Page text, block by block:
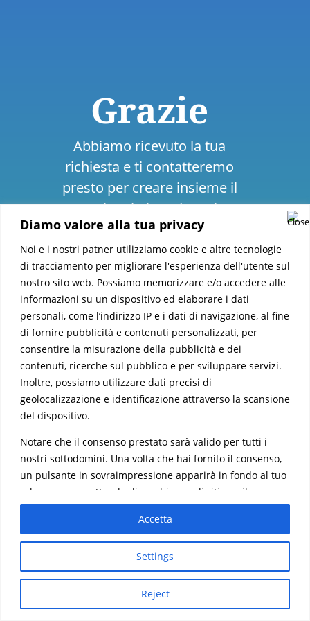
Diamo valore alla tua privacy
Noi e i nostri patner utilizziamo cookie e altre tecnologie
di tracciamento per migliorare l'esperienza dell'utente sul
nostro sito web. Possiamo memorizzare e/o accedere alle
informazioni su un dispositivo ed elaborare i dati
personali, come l’indirizzo IP e i dati di navigazione, al fine
di fornire pubblicità e contenuti personalizzati, per
consentire la misurazione della pubblicità e dei
contenuti, ricerche sul pubblico e per sviluppare servizi.
Inoltre, possiamo utilizzare dati precisi di
geolocalizzazione e identificazione attraverso la scansione
del dispositivo.
Notare che il consenso prestato sarà valido per tutti i
nostri sottodomini. Una volta che hai fornito il consenso,
un pulsante in sovraimpressione apparirà in fondo al tuo
schermo, permettendo di cambiare o di ritirare il
consenso in ogni momento. Rispettiamo le scelte
dell'utente e ci impegniamo a fornire un'esperienza di
navigazione trasparente e sicura. clicca qui
Settings
Reject
Accetta
Grazie
Abbiamo ricevuto la tua
richiesta e ti contatteremo
presto per creare insieme il
tuo viaggio in Indonesia!
Evolution Travel Ltd. via San Marco, 19 La Valletta –
VLT1362 Malta – VAT Number: MT22006723
Malta Tourism Authority (o MTA) Licenza: TRA/T/69
www.evolutiontravel.eu